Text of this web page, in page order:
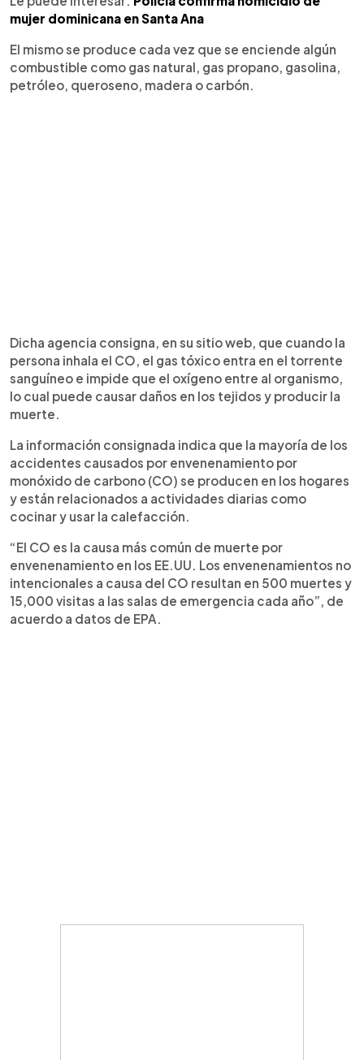
mujer dominicana en Santa Ana
El mismo se produce cada vez que se enciende algún
combustible como gas natural, gas propano, gasolina,
petróleo, queroseno, madera o carbón.
Dicha agencia consigna, en su sitio web, que cuando la
persona inhala el CO, el gas tóxico entra en el torrente
sanguíneo e impide que el oxígeno entre al organismo,
lo cual puede causar daños en los tejidos y producir la
muerte.
La información consignada indica que la mayoría de los
accidentes causados por envenenamiento por
monóxido de carbono (CO) se producen en los hogares
y están relacionados a actividades diarias como
cocinar y usar la calefacción.
“El CO es la causa más común de muerte por
envenenamiento en los EE.UU. Los envenenamientos no
intencionales a causa del CO resultan en 500 muertes y
15,000 visitas a las salas de emergencia cada año”, de
acuerdo a datos de EPA.